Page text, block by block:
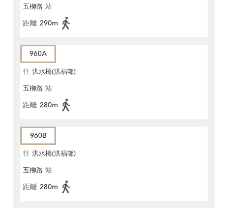
五柳路 站
距離 290m
960A
往 洪水橋(洪福邨)
五柳路 站
距離 280m
960B
往 洪水橋(洪福邨)
五柳路 站
距離 280m